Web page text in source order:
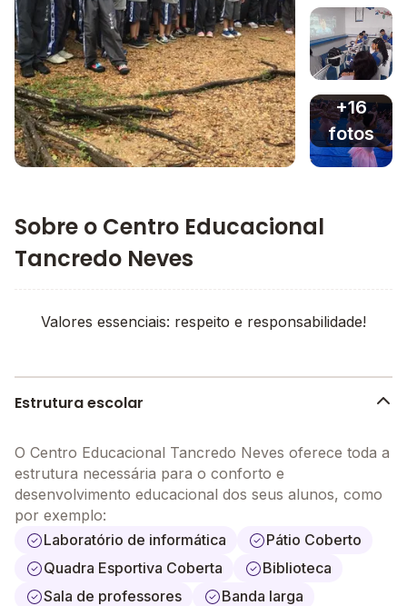
Imagem 2
Imagem 3
+16
fotos
Sobre o Centro Educacional
Tancredo Neves
Valores essenciais: respeito e responsabilidade!
Estrutura escolar
O Centro Educacional Tancredo Neves oferece toda a
estrutura necessária para o conforto e
desenvolvimento educacional dos seus alunos, como
por exemplo:
Laboratório de informática
Pátio Coberto
Quadra Esportiva Coberta
Biblioteca
Sala de professores
Banda larga